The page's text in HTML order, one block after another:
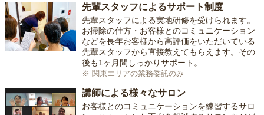
先輩スタッフによるサポート制度
先輩スタッフによる実地研修を受けられます。
お掃除の仕方・お客様とのコミュニケーション
などを長年お客様から高評価をいただいている
先輩スタッフから直接教えてもらえます。その
後も1ヶ月間しっかりサポート。
※ 関東エリアの業務委託のみ
講師による様々なサロン
お客様とのコミュニケーションを練習するサロ